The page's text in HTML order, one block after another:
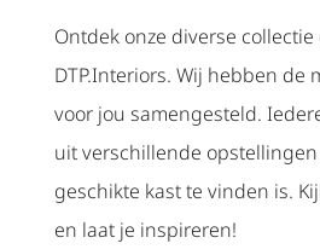
Ontdek onze diverse
DTP.Interiors. Wij hebben de
voor jou samengesteld.
uit verschillende
geschikte kast te vinden is.
en laat je inspireren!